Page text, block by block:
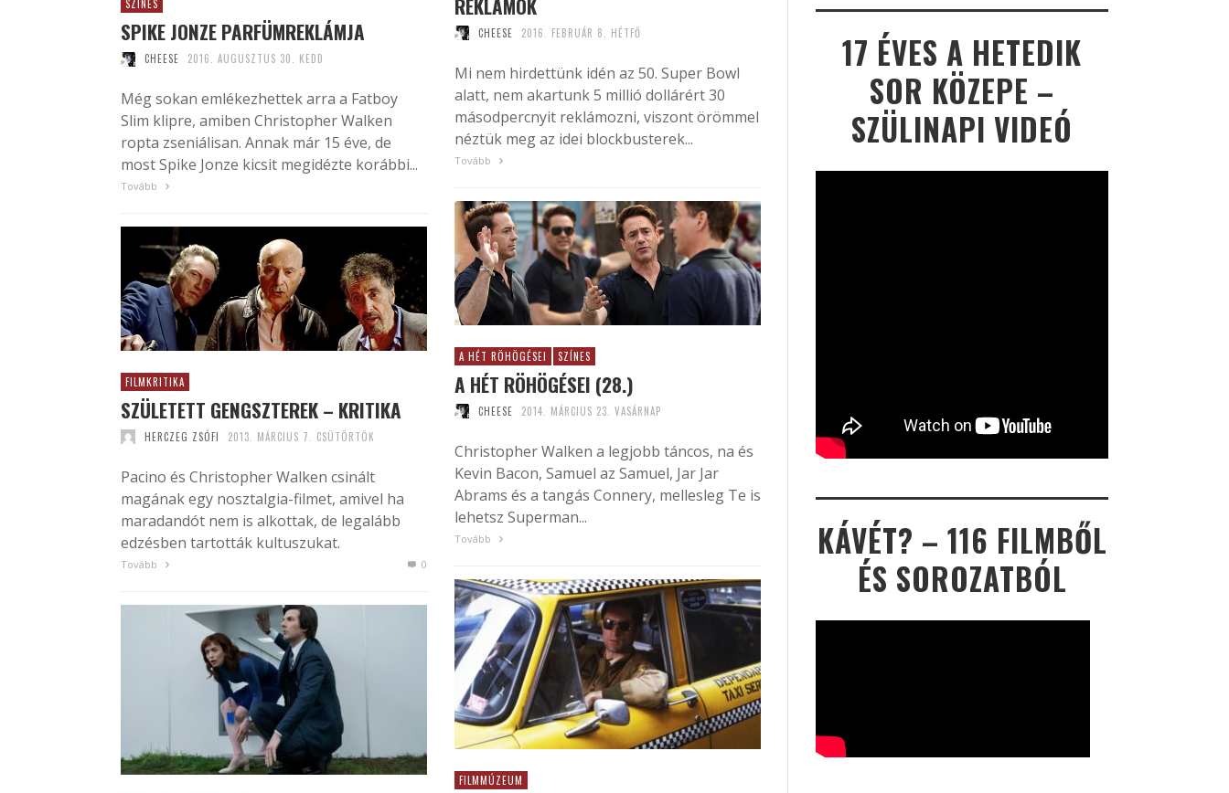
SZÍNES
SPIKE JONZE PARFÜMREKLÁMJA
CHEESE 2016. AUGUSZTUS 30. KEDD
Még sokan emlékezhettek arra a Fatboy
Slim klipre, amiben Christopher Walken
ropta zseniálisan. Annak már 15 éve, de
most Spike Jonze kicsit megidézte korábbi...
Tovább
REKLÁMOK
CHEESE 2016. FEBRUÁR 8. HÉTFŐ
Mi nem hirdettünk idén az 50. Super Bowl
alatt, nem akartunk 5 millió dollárért 30
másodpercnyit reklámozni, viszont örömmel
néztük meg az idei blockbusterek...
Tovább
A HÉT RÖHÖGÉSEI SZÍNES
A HÉT RÖHÖGÉSEI (28.)
CHEESE 2014. MÁRCIUS 23. VASÁRNAP
Christopher Walken a legjobb táncos, na és
Kevin Bacon, Samuel az Samuel, Jar Jar
Abrams és a tangás Connery, mellesleg Te is
lehetsz Superman...
Tovább
FILMKRITIKA
SZÜLETETT GENGSZTEREK – KRITIKA
HERCZEG ZSÓFI 2013. MÁRCIUS 7. CSÜTÖRTÖK
Pacino és Christopher Walken csinált
magának egy nosztalgia-filmet, amivel ha
maradandót nem is alkottak, de legalább
edzésben tartották kultuszukat.
Tovább 0
FILMMÚZEUM
17 ÉVES A HETEDIK
SOR KÖZEPE –
SZÜLINAPI VIDEÓ
KÁVÉT? – 116 FILMBŐL
ÉS SOROZATBÓL